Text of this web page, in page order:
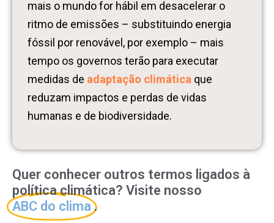
mais o mundo for hábil em desacelerar o
ritmo de emissões – substituindo energia
fóssil por renovável, por exemplo – mais
tempo os governos terão para executar
medidas de adaptação climática que
reduzam impactos e perdas de vidas
humanas e de biodiversidade.
Quer conhecer outros termos ligados à
política climática? Visite nosso
ABC do clima .